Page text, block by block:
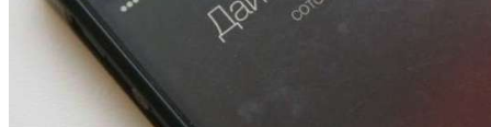
Сладкий праздник в Волгограде: в Центральном
парке прошёл фестиваль „Арбузный переполох“